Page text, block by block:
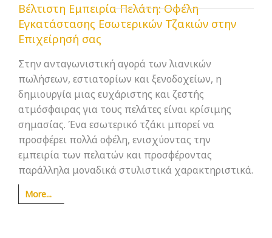
Βέλτιστη Εμπειρία Πελάτη: Οφέλη
Εγκατάστασης Εσωτερικών Τζακιών στην
Επιχείρησή σας
Στην ανταγωνιστική αγορά των λιανικών
πωλήσεων, εστιατορίων και ξενοδοχείων, η
δημιουργία μιας ευχάριστης και ζεστής
ατμόσφαιρας για τους πελάτες είναι κρίσιμης
σημασίας. Ένα εσωτερικό τζάκι μπορεί να
προσφέρει πολλά οφέλη, ενισχύοντας την
εμπειρία των πελατών και προσφέροντας
παράλληλα μοναδικά στυλιστικά χαρακτηριστικά.
More...